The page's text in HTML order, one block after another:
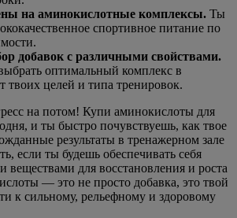
на аминокислотные комплексы. Ты
спортивное питание по
добавок с различными свойствами.
оптимальный комплекс в
твоих целей и типа тренировок.
на потом! Купи аминокислоты для
и ты быстро почувствуешь, как твое
результаты в тренажерном зале
если ты будешь обеспечивать себя
для восстановления и роста
— это не просто добавка, это твой
к сильному, рельефному и здоровому